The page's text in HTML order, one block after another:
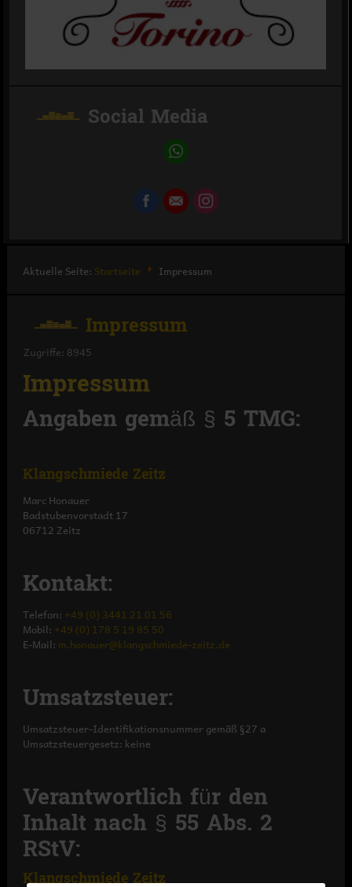
Social Media
Aktuelle Seite: Startseite Impressum
Impressum
Zugriffe: 8945
Impressum
Angaben gemäß § 5 TMG:
Klangschmiede Zeitz
Marc Honauer
Badstubenvorstadt 17
06712 Zeitz
Kontakt:
Telefon: +49 (0) 3441 21 01 56
Mobil: +49 (0) 178 5 19 85 50
E-Mail: m.honauer@klangschmiede-zeitz.de
Umsatzsteuer:
Umsatzsteuer-Identifikationsnummer gemäß §27 a
Umsatzsteuergesetz: keine
Verantwortlich für den
Inhalt nach § 55 Abs. 2
RStV:
Klangschmiede Zeitz